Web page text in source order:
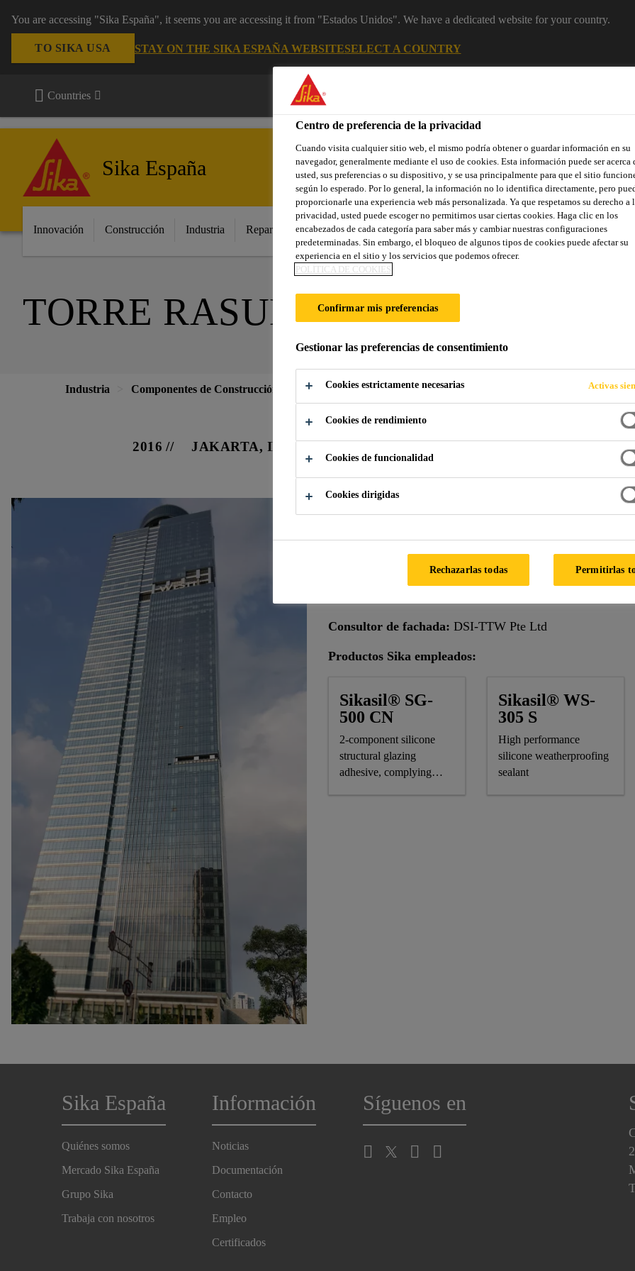
You are accessing "Sika España", it seems you are accessing it from "Estados Unidos". We have a dedicated website for your country.
TO SIKA USA STAY ON THE SIKA ESPAÑA WEBSITESELECT A COUNTRY
Countries
Sika España
Innovación Construcción Industria Repara tu casa Localiza tu tienda Noticias Prescripción Sostenibilidad
TORRE RASUNA
Industria Componentes de Construcción Fachadas Torre Rasuna
2016 JAKARTA, INDONESIA
Clima:Tropical
Proveedor de fachada:Pt. Indalex
Consultor de fachada: DSI-TTW Pte Ltd
Productos Sika empleados:
Sikasil® SG-
500 CN
2-component silicone
structural glazing
adhesive, complying
Sikasil® WS-
305 S
High performance
silicone weatherproofing
sealant
Sika España
Quiénes somos
Mercado Sika España
Grupo Sika
Trabaja con nosotros
Información
Noticias
Documentación
Contacto
Empleo
Certificados
Síguenos en
Centro de preferencia de la privacidad
Cuando visita cualquier sitio web, el mismo podría obtener o guardar información en su
navegador, generalmente mediante el uso de cookies. Esta información puede ser acerca
usted, sus preferencias o su dispositivo, y se usa principalmente para que el sitio
según lo esperado. Por lo general, la información no lo identifica directamente, pero
proporcionarle una experiencia web más personalizada. Ya que respetamos su derecho a
privacidad, usted puede escoger no permitirnos usar ciertas cookies. Haga clic en los
encabezados de cada categoría para saber más y cambiar nuestras configuraciones
predeterminadas. Sin embargo, el bloqueo de algunos tipos de cookies puede afectar su
experiencia en el sitio y los servicios que podemos ofrecer.
POLÍTICA DE COOKIES
Confirmar mis preferencias
Gestionar las preferencias de consentimiento
Cookies estrictamente necesarias Activas
Cookies de rendimiento
Cookies de funcionalidad
Cookies dirigidas
Rechazarlas todas Permitirlas